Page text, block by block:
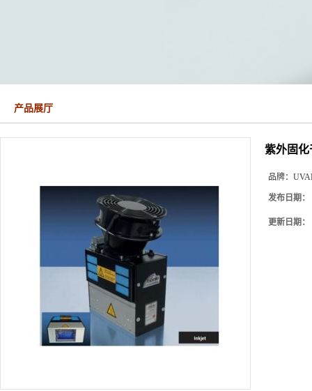
产品展厅
紫外固
品牌：
发布日期：
更新日期：